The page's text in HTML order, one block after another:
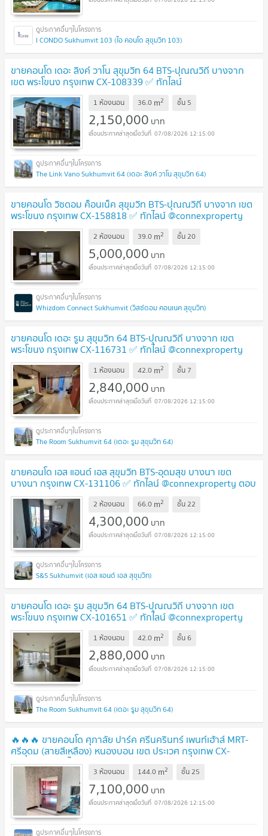
I CONDO Sukhumvit 103 (ไอ คอนโด สุขุมวิท 103)
ขายคอนโด เดอะ ลิงค์ วาโน สุขุมวิท 64 BTS-ปุณณวิถี บางจาก
เขต พระโขนง กรุงเทพ CX-108339 ✅ ทักไลน์
@connexproperty ตอบทันที ทีมงานมืออาชีพ ✅
1 ห้องนอน 36.0 m2 ชั้น 5
2,150,000 บาท
07/08/2026 12:15:00
The Link Vano Sukhumvit 64 (เดอะ ลิงค์ วาโน สุขุมวิท 64)
ขายคอนโด วิซดอม ค็อนเน็ค สุขุมวิท BTS-ปุณณวิถี บางจาก เขต
พระโขนง กรุงเทพ CX-158818 ✅ ทักไลน์ @connexproperty
ตอบทันที ทีมงานมืออาชีพ ✅
2 ห้องนอน 39.0 m2 ชั้น20
5,000,000 บาท
07/08/2026 12:15:00
Whizdom Connect Sukhumvit (วิสซ์ดอม คอนเนค สุขุมวิท)
ขายคอนโด เดอะ รูม สุขุมวิท 64 BTS-ปุณณวิถี บางจาก เขต
พระโขนง กรุงเทพ CX-116731 ✅ ทักไลน์ @connexproperty
ตอบทันที ทีมงานมืออาชีพ ✅
1 ห้องนอน 42.0 m2 ชั้น 7
2,840,000 บาท
07/08/2026 12:15:00
The Room Sukhumvit 64 (เดอะ รูม สุขุมวิท 64)
ขายคอนโด เอส แอนด์ เอส สุขุมวิท BTS-อุดมสุข บางนา เขต
บางนา กรุงเทพ CX-131106 ✅ ทักไลน์ @connexproperty ตอบ
ทันที ทีมงานมืออาชีพ ✅
2 ห้องนอน 66.0 m2 ชั้น22
4,300,000 บาท
07/08/2026 12:15:00
S&S Sukhumvit (เอส แอนด์ เอส สุขุมวิท)
ขายคอนโด เดอะ รูม สุขุมวิท 64 BTS-ปุณณวิถี บางจาก เขต
พระโขนง กรุงเทพ CX-101651 ✅ ทักไลน์ @connexproperty
ตอบทันที ทีมงานมืออาชีพ ✅
1 ห้องนอน 42.0 m2 ชั้น6
2,880,000 บาท
07/08/2026 12:15:00
The Room Sukhumvit 64 (เดอะ รูม สุขุมวิท 64)
🔥🔥🔥 ขายคอนโด ศุภาลัย ปาร์ค ศรีนครินทร์ เพนท์เฮ้าส์ MRT-
ศรีอุดม (สายสีเหลือง) หนองบอน เขต ประเวศ กรุงเทพ CX-
104848 ✅ ทักไลน์ @connexproperty ตอบทันที ทีมงานมือ
อาชีพ ✅ 🔥🔥🔥 UPDATE !
3 ห้องนอน 144.0 m2 ชั้น25
7,100,000 บาท
07/08/2026 12:15:00